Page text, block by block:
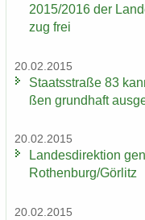
2015/2016 der
zug frei
20.02.2015
Staats­stra­ße 83
ßen grund­haft
20.02.2015
Lan­des­di­rek­ti­on
Ro­then­burg/Gör­litz
20.02.2015